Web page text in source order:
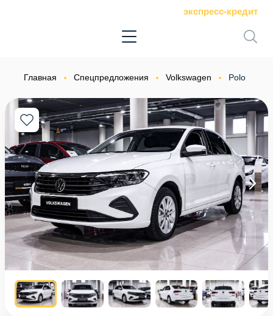
экспресс-кредит
Главная Спецпредложения Volkswagen Polo